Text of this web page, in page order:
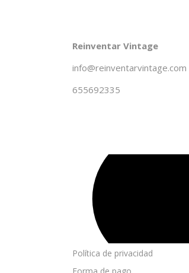
Reinventar Vintage
info@reinventarvintage.com
655692335
Política de privacidad